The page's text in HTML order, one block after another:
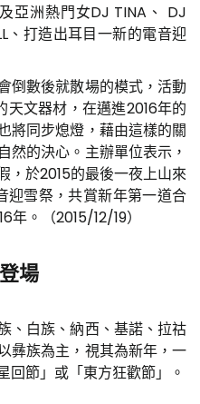
亞洲熱門女DJ TINA、 DJ
、打造出耳目一新的電音迎
倒數後就散場的模式，活動
文器材，在邁進2016年的
將同步熄燈，藉由這樣的關
然的決心。主辦單位表示，
，於2015的最後一夜上山來
雪祭，共賞新年第一道合
。（2015/12/19）
場
、白族、納西、基諾、拉祜
彝族為主，視其為新年，一
回節」或「東方狂歡節」。